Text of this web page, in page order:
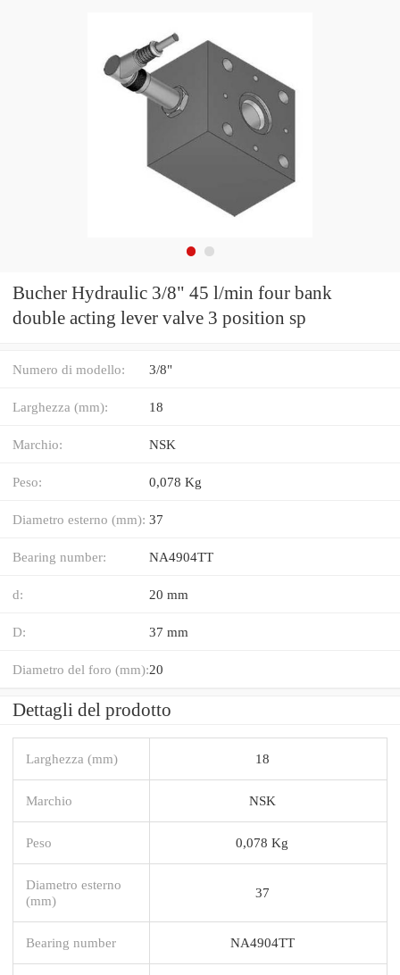
Bucher Hydraulic 3/8" 45 l/min four bank
double acting lever valve 3 position sp
Numero di modello: 3/8"
Larghezza (mm): 18
Marchio: NSK
Peso: 0,078 Kg
Diametro esterno (mm): 37
Bearing number: NA4904TT
d: 20 mm
D: 37 mm
Diametro del foro (mm):20
Dettagli del prodotto
Larghezza (mm) 18
Marchio NSK
Peso 0,078 Kg
Diametro esterno
(mm)
37
Bearing number NA4904TT